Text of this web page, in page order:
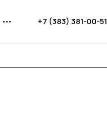
+7 (383) 381-00-51